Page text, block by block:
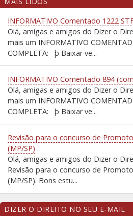
INFORMATIVO Comentado 1222
Olá, amigas e amigos do Dizer o
mais um INFORMATIVO
COMPLETA: þ Baixar ve...
INFORMATIVO Comentado 894
Olá, amigas e amigos do Dizer o
mais um INFORMATIVO
COMPLETA: þ Baixar ve...
Revisão para o concurso de
(MP/SP)
Olá, amigas e amigos do Dizer o
Revisão para o concurso de
(MP/SP). Bons estu...
DIZER O DIREITO NO SEU E-MAIL